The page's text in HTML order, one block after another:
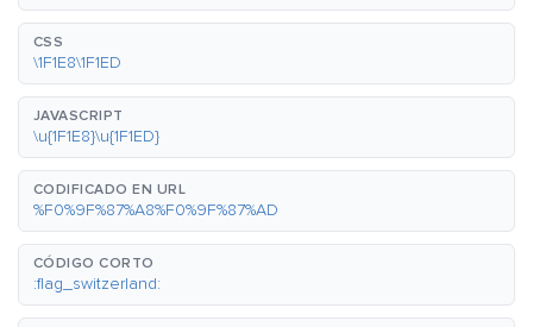
CSS
\1F1E8\1F1ED
JAVASCRIPT
\u{1F1E8}\u{1F1ED}
CODIFICADO EN URL
%F0%9F%87%A8%F0%9F%87%AD
CÓDIGO CORTO
:flag_switzerland: